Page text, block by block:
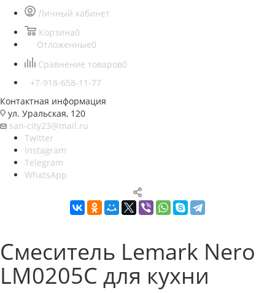
Личный кабинет
Корзина0
Отложенные0
Сравнение товаров0
+7-918-658-11-77
Контактная информация
ул. Уральская, 120
san-city23@mail.ru
Twitter
Instagram
Telegram
WhatsApp
Смеситель Lemark Nero
LM0205C для кухни